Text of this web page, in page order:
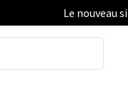
Le nouveau